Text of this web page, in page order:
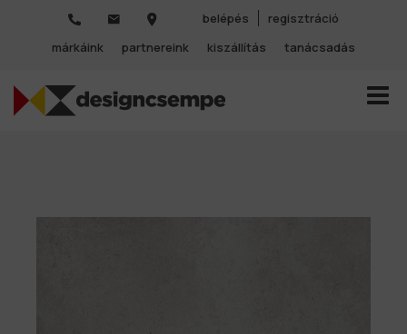
belépés
regisztráció
márkáink
partnereink kiszállítás tanácsadás